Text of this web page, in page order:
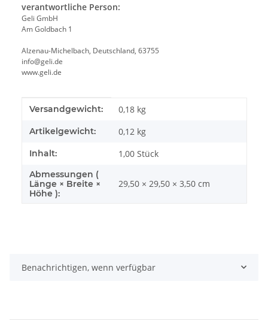
verantwortliche Person:
Geli GmbH
Am Goldbach 1
Alzenau-Michelbach, Deutschland, 63755
info@geli.de
www.geli.de
Produkteigenschaft
Wert
Versandgewicht: 0,18 kg
Artikelgewicht: 0,12 kg
Inhalt: 1,00 Stück
Abmessungen (
Länge × Breite ×
Höhe ):
29,50 × 29,50 × 3,50 cm
Benachrichtigen, wenn verfügbar